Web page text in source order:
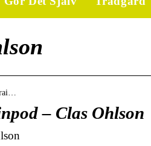
– Clas Ohlson